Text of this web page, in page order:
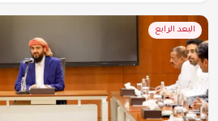
البعد الرابع